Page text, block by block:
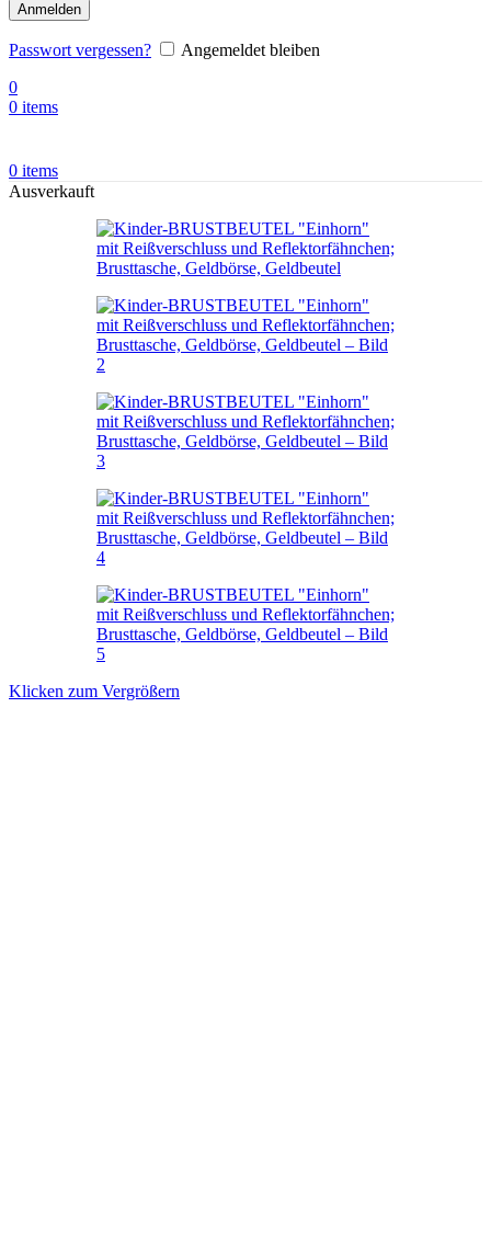
Anmelden
Passwort vergessen?
Angemeldet bleiben
0
0 items
0 items
Ausverkauft
Klicken zum Vergrößern